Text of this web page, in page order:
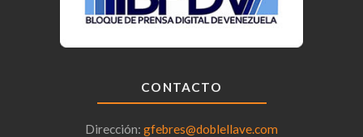
CONTACTO
Dirección: gfebres@doblellave.com